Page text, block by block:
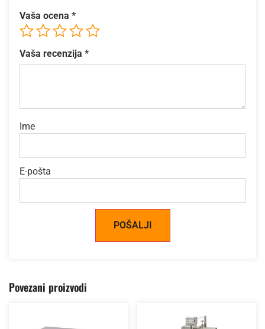
Vaša ocena *
Vaša recenzija *
Ime
E-pošta
Povezani proizvodi